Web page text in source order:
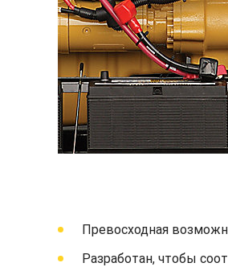
Превосходная
Разработан, чтобы